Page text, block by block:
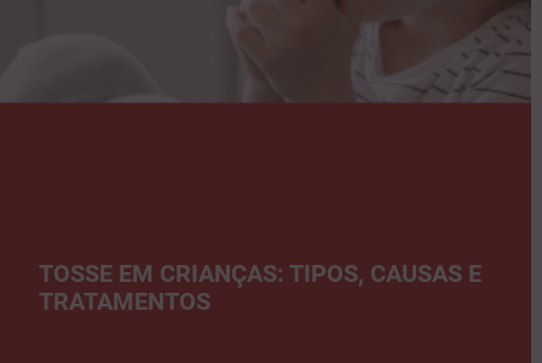
TOSSE EM CRIANÇAS: TIPOS, CAUSAS E
TRATAMENTOS